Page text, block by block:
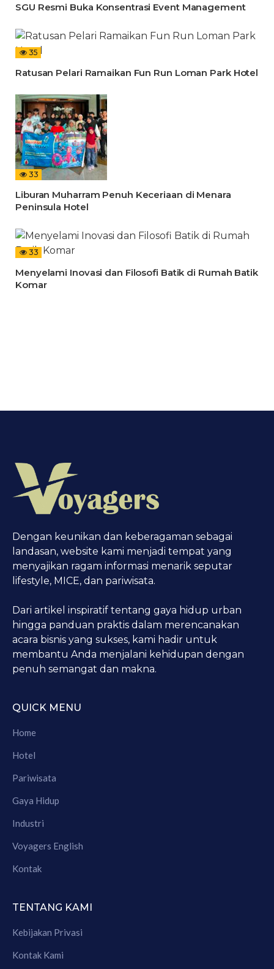
SGU Resmi Buka Konsentrasi Event Management
35
Ratusan Pelari Ramaikan Fun Run Loman Park Hotel
33
Liburan Muharram Penuh Keceriaan di Menara
Peninsula Hotel
33
Menyelami Inovasi dan Filosofi Batik di Rumah Batik
Komar
Dengan keunikan dan keberagaman sebagai
landasan, website kami menjadi tempat yang
menyajikan ragam informasi menarik seputar
lifestyle, MICE, dan pariwisata.
Dari artikel inspiratif tentang gaya hidup urban
hingga panduan praktis dalam merencanakan
acara bisnis yang sukses, kami hadir untuk
membantu Anda menjalani kehidupan dengan
penuh semangat dan makna.
QUICK MENU
Home
Hotel
Pariwisata
Gaya Hidup
Industri
Voyagers English
Kontak
TENTANG KAMI
Kebijakan Privasi
Kontak Kami